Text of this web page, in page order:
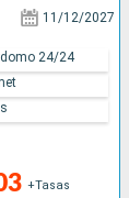
11/12/2027
+Tasas
24/24